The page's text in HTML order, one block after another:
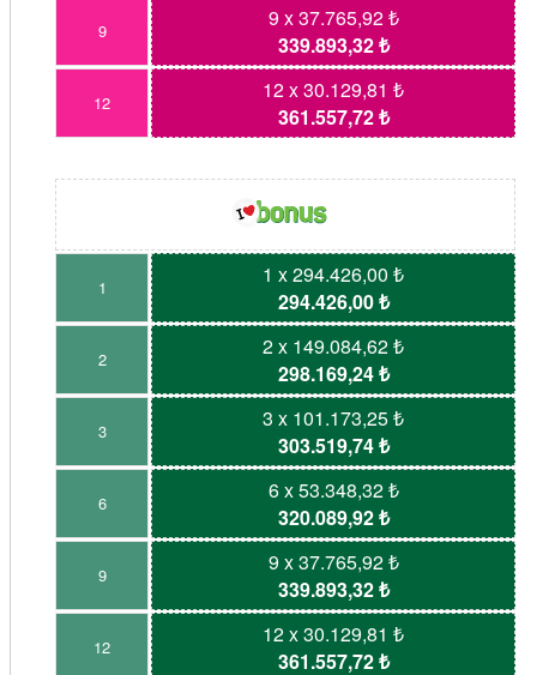
9
9 x 37.765,92 ₺
339.893,32 ₺
12
12 x 30.129,81 ₺
361.557,72 ₺
1
1 x 294.426,00 ₺
294.426,00 ₺
2
2 x 149.084,62 ₺
298.169,24 ₺
3
3 x 101.173,25 ₺
303.519,74 ₺
6
6 x 53.348,32 ₺
320.089,92 ₺
9
9 x 37.765,92 ₺
339.893,32 ₺
12
12 x 30.129,81 ₺
361.557,72 ₺